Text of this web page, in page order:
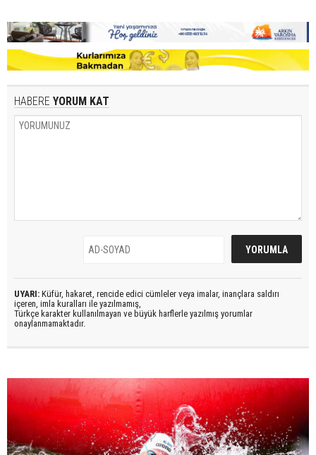
HABERE YORUM KAT
UYARI: Küfür, hakaret, rencide edici cümleler veya imalar, inançlara saldırı
içeren, imla kuralları ile yazılmamış,
Türkçe karakter kullanılmayan ve büyük harflerle yazılmış yorumlar
onaylanmamaktadır.